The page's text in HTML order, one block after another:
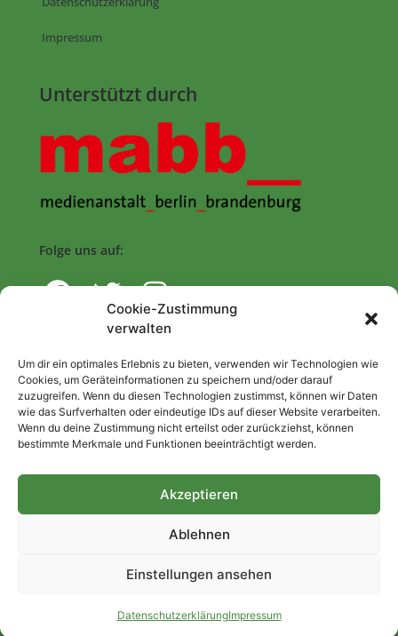
Cookie-Zustimmung
verwalten
Um dir ein optimales Erlebnis zu bieten, verwenden wir Technologien wie
Cookies, um Geräteinformationen zu speichern und/oder darauf
zuzugreifen. Wenn du diesen Technologien zustimmst, können wir Daten
wie das Surfverhalten oder eindeutige IDs auf dieser Website verarbeiten.
Wenn du deine Zustimmung nicht erteilst oder zurückziehst, können
bestimmte Merkmale und Funktionen beeinträchtigt werden.
Akzeptieren
Ablehnen
Einstellungen ansehen
DatenschutzerklärungImpressum
Impressum
Unterstützt durch
Folge uns auf:
Start
Nutzungsbedingungen
Datenschutzerklärung